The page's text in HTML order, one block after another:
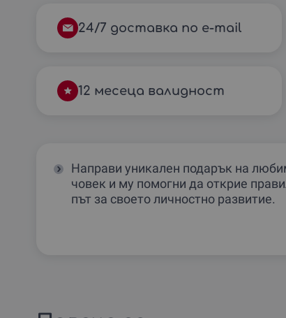
24/7 доставка по e-mail
12 месеца валидност
Направи уникален подарък на
човек и му помогни да открие
път за своето личностно развитие.